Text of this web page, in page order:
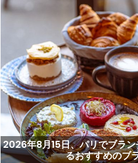
2026年8月15日、パリでブラ
るおすすめのブ